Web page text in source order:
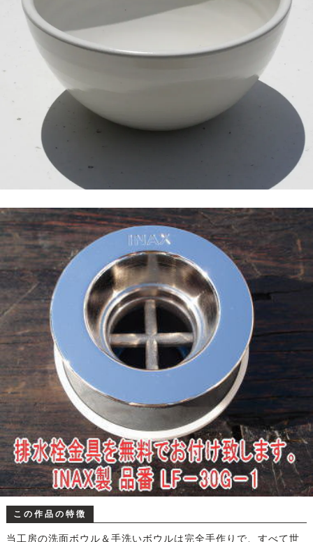
この作品の特徴
当工房の洗面ボウル＆手洗いボウルは完全手作りで、すべて世